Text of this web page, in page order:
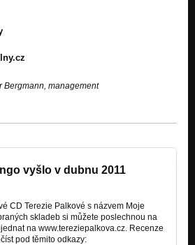
Bergmann, management
vyšlo v dubnu 2011
CD Terezie Palkové s názvem Moje
skladeb si můžete poslechnou na
na www.tereziepalkova.cz. Recenze
pod těmito odkazy: